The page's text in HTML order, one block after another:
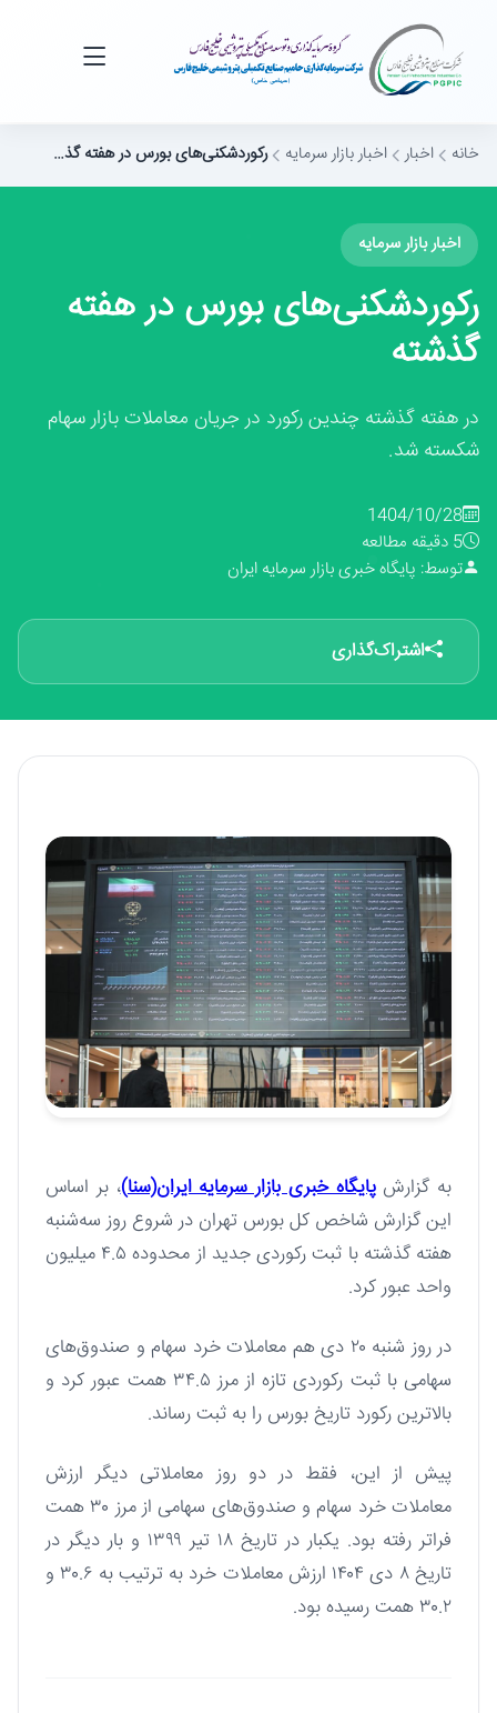
خانه اخبار اخبار بازار سرمایه رکوردشکنی‌های بورس در هفته گذ…
اخبار بازار سرمایه
رکوردشکنی‌های بورس در هفته
گذشته
در هفته گذشته چندین رکورد در جریان معاملات بازار سهام
شکسته شد.
1404/10/28
5 دقیقه مطالعه
توسط: پایگاه خبری بازار سرمایه ایران
اشتراک‌گذاری
به گزارشپایگاه خبری بازار سرمایه ایران(سنا)، بر اساس
این گزارش شاخص کل بورس تهران در شروع روز سه‌شنبه
هفته گذشته با ثبت رکوردی جدید از محدوده ۴.۵ میلیون
واحد عبور کرد.
در روز شنبه ۲۰ دی هم معاملات خرد سهام و صندوق‌های
سهامی با ثبت رکوردی تازه از مرز ۳۴.۵ همت عبور کرد و
بالاترین رکورد تاریخ بورس را به ثبت رساند.
پیش از این، فقط در دو روز معاملاتی دیگر ارزش
معاملات خرد سهام و صندوق‌های سهامی از مرز ۳۰ همت
فراتر رفته بود. یکبار در تاریخ ۱۸ تیر ۱۳۹۹ و بار دیگر در
تاریخ ۸ دی ۱۴۰۴ ارزش معاملات خرد به ترتیب به ۳۰.۶ و
۳۰.۲ همت رسیده بود.